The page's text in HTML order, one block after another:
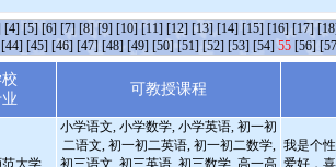
[4] [5] [6] [7] [8] [9] [10] [11] [12] [13] [14] [15] [16] [17]
[44] [45] [46] [47] [48] [49] [50] [51] [52] [53] [54] 55 [56]
可教授课程
大学
小学语文, 小学数学, 小学英语, 初一初
二语文, 初一初二英语, 初一初二数学,
初三语文, 初三英语, 初三数学, 高一高
我是个
爱好，